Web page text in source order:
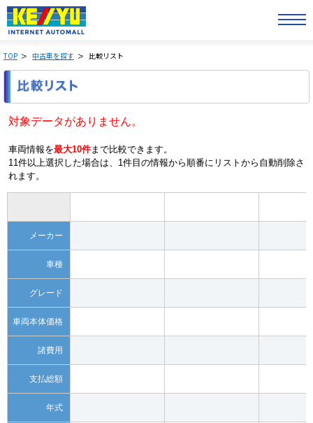
TOP 中古車を探す 比較リスト
対象データがありません。
車両情報を最大10件まで比較できます。
11件以上選択した場合は、1件目の情報から順番にリストから自動削除さ
れます。
メーカー
車種
グレード
車両本体価格
諸費用
支払総額
年式